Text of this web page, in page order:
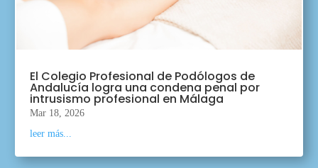
El Colegio Profesional de Podólogos de
Andalucía logra una condena penal por
intrusismo profesional en Málaga
Mar 18, 2026
leer más...